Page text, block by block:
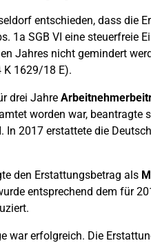
entschieden, dass die
1a SGB VI eine steuerfreie
Jahres nicht gemindert
K 1629/18 E).
drei Jahre
worden war,
In 2017 erstattete die
den Erstattungsbetrag als
entsprechend dem für
war erfolgreich. Die